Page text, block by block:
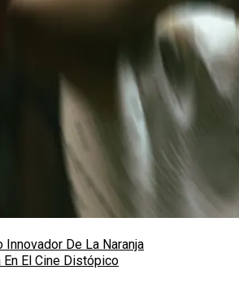
Innovador De La Naranja
En El Cine Distópico